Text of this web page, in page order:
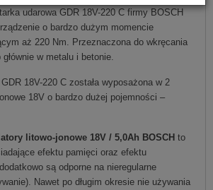
udarowa GDR 18V-220 C firmy BOSCH
o bardzo dużym momencie
aż 220 Nm. Przeznaczona do wkręcania
w metalu i betonie.
18V-220 C została wyposażona w 2
18V o bardzo dużej pojemności –
litowo-jonowe 18V / 5,0Ah BOSCH to
efektu pamięci oraz efektu
są odporne na nieregularne
Nawet po długim okresie nie używania